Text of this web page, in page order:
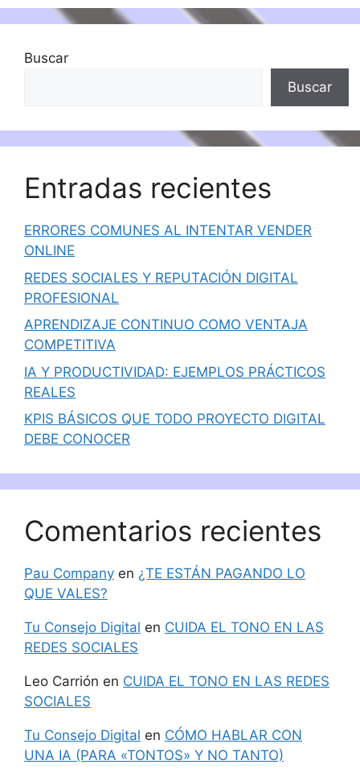
Buscar
Buscar
Entradas recientes
ERRORES COMUNES AL INTENTAR VENDER
ONLINE
REDES SOCIALES Y REPUTACIÓN DIGITAL
PROFESIONAL
APRENDIZAJE CONTINUO COMO VENTAJA
COMPETITIVA
IA Y PRODUCTIVIDAD: EJEMPLOS PRÁCTICOS
REALES
KPIS BÁSICOS QUE TODO PROYECTO DIGITAL
DEBE CONOCER
Comentarios recientes
Pau Company en ¿TE ESTÁN PAGANDO LO
QUE VALES?
Tu Consejo Digital en CUIDA EL TONO EN LAS
REDES SOCIALES
Leo Carrión en CUIDA EL TONO EN LAS REDES
SOCIALES
Tu Consejo Digital en CÓMO HABLAR CON
UNA IA (PARA «TONTOS» Y NO TANTO)